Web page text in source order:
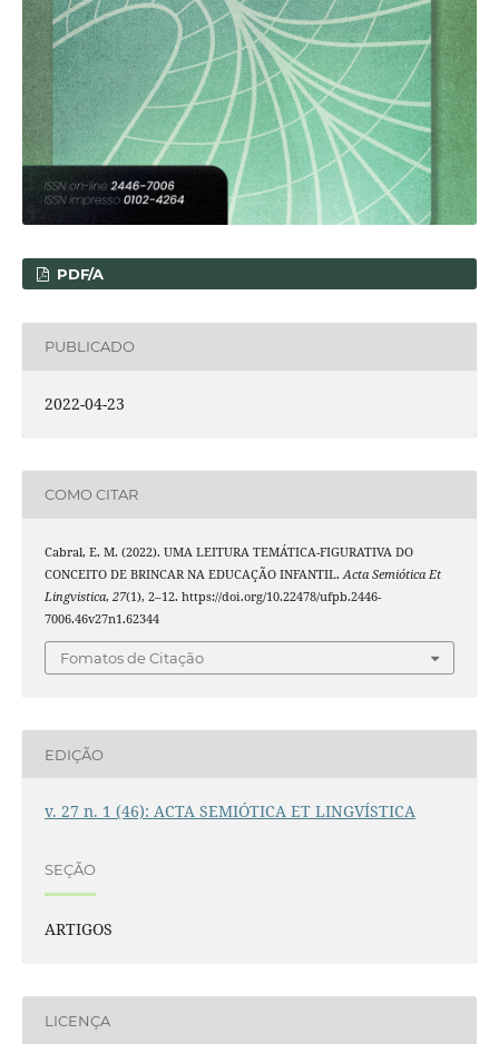
PDF/A
PUBLICADO
2022-04-23
COMO CITAR
Cabral, E. M. (2022). UMA LEITURA TEMÁTICA-FIGURATIVA DO
CONCEITO DE BRINCAR NA EDUCAÇÃO INFANTIL. Acta Semiótica Et
Lingvistica, 27(1), 2–12. https://doi.org/10.22478/ufpb.2446-
7006.46v27n1.62344
Fomatos de Citação
EDIÇÃO
v. 27 n. 1 (46): ACTA SEMIÓTICA ET LINGVÍSTICA
SEÇÃO
ARTIGOS
LICENÇA